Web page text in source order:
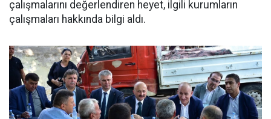
çalışmalarını değerlendiren heyet, ilgili kurumların
çalışmaları hakkında bilgi aldı.